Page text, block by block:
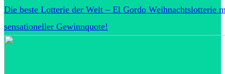
Die beste Lotterie der Welt – El Gordo Weihnachtslotterie
sensationeller Gewinnquote!